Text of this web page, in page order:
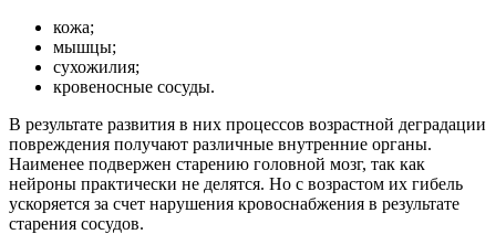
кожа;
мышцы;
сухожилия;
кровеносные сосуды.
В результате развития в них процессов возрастной деградации
повреждения получают различные внутренние органы.
Наименее подвержен старению головной мозг, так как
нейроны практически не делятся. Но с возрастом их гибель
ускоряется за счет нарушения кровоснабжения в результате
старения сосудов.